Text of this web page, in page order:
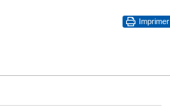
Imprimer